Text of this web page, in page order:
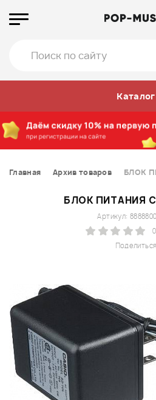
Каталог
Главная Архив товаров БЛОК
БЛОК ПИТАНИЯ
Поделиться
Артикул: